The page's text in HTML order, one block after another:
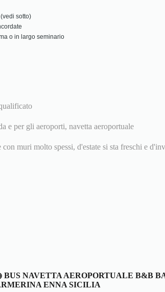
sotto)
o in largo seminario
e per gli aeroporti, navetta aeroportuale
muri molto spessi, d'estate si sta freschi e
BUS NAVETTA AEROPORTUALE B&B
ENNA SICILIA